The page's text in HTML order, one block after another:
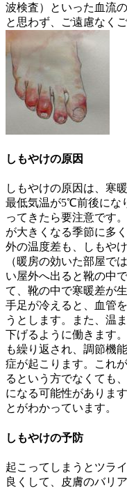
波検査）といった血流
と思わず、ご遠慮なく
しもやけの原因
しもやけの原因は、 寒
最低気温が5℃前後にな
ってきたら要注意です
が大きくなる季節に多
外の温度差も、しもや
（暖房の効いた部屋で
い屋外へ出ると靴の中
て、靴の中で寒暖差が
手足が冷えると、血管
うとします。また、温
下げるように働きます
も繰り返され、調節機
症が起こります。これ
るという方でなくても
になる可能性がありま
とがわかっています。
しもやけの予防
起こってしまうとツラ
良くして、皮膚のバリ